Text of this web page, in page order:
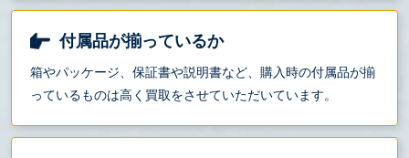
付属品が揃っているか
箱やパッケージ、保証書や説明書など、購入時の付属品が揃
っているものは高く買取をさせていただいています。